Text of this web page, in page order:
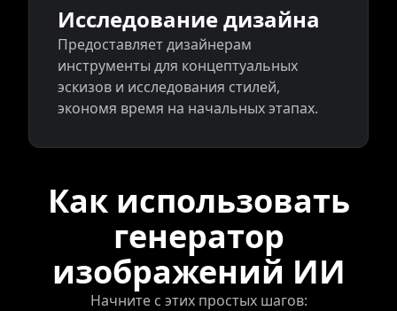
Исследование дизайна
Предоставляет дизайнерам
инструменты для концептуальных
эскизов и исследования стилей,
экономя время на начальных этапах.
Как использовать
генератор
изображений ИИ
Начните с этих простых шагов: